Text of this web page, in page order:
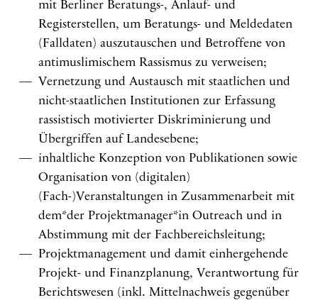
mit Berliner Beratungs-, Anlauf- und
Registerstellen, um Beratungs- und Meldedaten
(Falldaten) auszutauschen und Betroffene von
antimuslimischem Rassismus zu verweisen;
Vernetzung und Austausch mit staatlichen und
nicht-staatlichen Institutionen zur Erfassung
rassistisch motivierter Diskriminierung und
Übergriffen auf Landesebene;
inhaltliche Konzeption von Publikationen sowie
Organisation von (digitalen)
(Fach-)Veranstaltungen in Zusammenarbeit mit
dem*der Projektmanager*in Outreach und in
Abstimmung mit der Fachbereichsleitung;
Projektmanagement und damit einhergehende
Projekt- und Finanzplanung, Verantwortung für
Berichtswesen (inkl. Mittelnachweis gegenüber